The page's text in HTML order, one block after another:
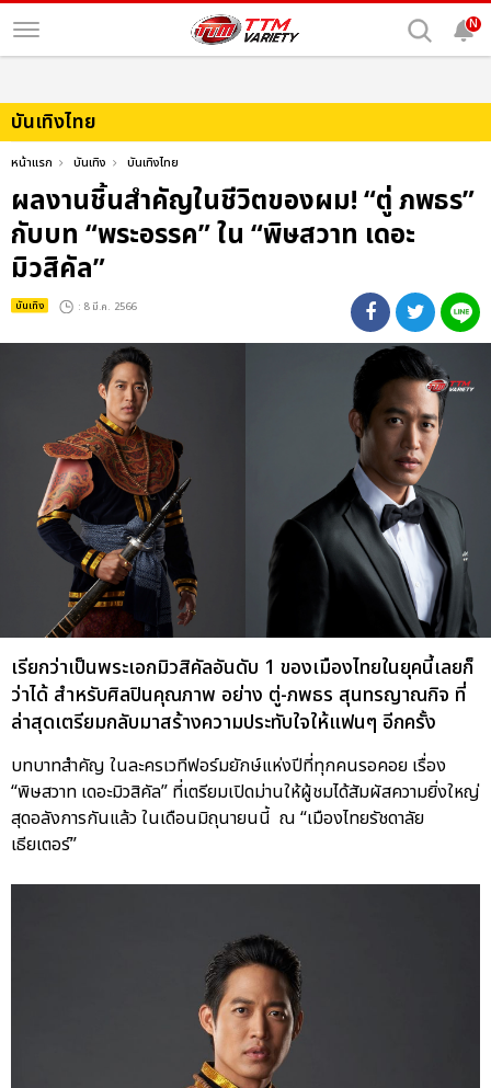
N
บันเทิงไทย
หน้าแรก บันเทิง บันเทิงไทย
ผลงานชิ้นสำคัญในชีวิตของผม! “ตู่ ภพธร”
กับบท “พระอรรค” ใน “พิษสวาท เดอะ
มิวสิคัล”
บันเทิง : 8 มี.ค. 2566
เรียกว่าเป็นพระเอกมิวสิคัลอันดับ 1 ของเมืองไทยในยุคนี้เลยก็
ว่าได้ สำหรับศิลปินคุณภาพ อย่าง ตู่-ภพธร สุนทรญาณกิจ ที่
ล่าสุดเตรียมกลับมาสร้างความประทับใจให้แฟนๆ อีกครั้ง
บทบาทสำคัญ ในละครเวทีฟอร์มยักษ์แห่งปีที่ทุกคนรอคอย เรื่อง
“พิษสวาท เดอะมิวสิคัล” ที่เตรียมเปิดม่านให้ผู้ชมได้สัมผัสความยิ่งใหญ่
สุดอลังการกันแล้ว ในเดือนมิถุนายนนี้ ณ “เมืองไทยรัชดาลัย
เธียเตอร์”